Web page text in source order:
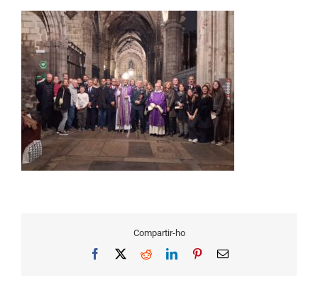
Compartir-ho
Facebook RedditLinkedInPinterestEmail